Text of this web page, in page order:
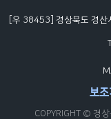
[우 38453] 경상북도 경산
보
COPYRIGHT © 경